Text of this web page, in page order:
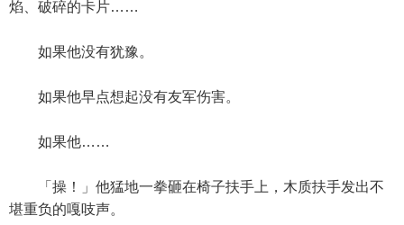
焰、破碎的卡片……
如果他没有犹豫。
如果他早点想起没有友军伤害。
如果他……
「操！」他猛地一拳砸在椅子扶手上，木质扶手发出不
堪重负的嘎吱声。